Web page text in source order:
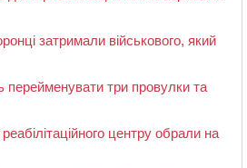
затримали військового, який
три провулки та
центру обрали на